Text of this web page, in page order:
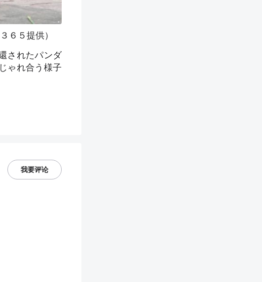
６５提供）
されたパンダ
ゃれ合う様子
我要评论